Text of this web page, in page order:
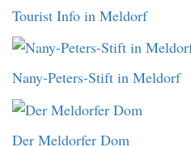
Tourist Info in Meldorf
Nany-Peters-Stift in Meldorf
Der Meldorfer Dom